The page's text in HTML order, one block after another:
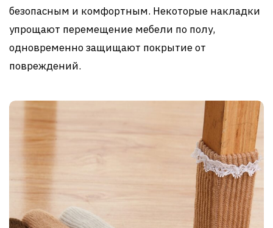
безопасным и комфортным. Некоторые накладки
упрощают перемещение мебели по полу,
одновременно защищают покрытие от
повреждений.